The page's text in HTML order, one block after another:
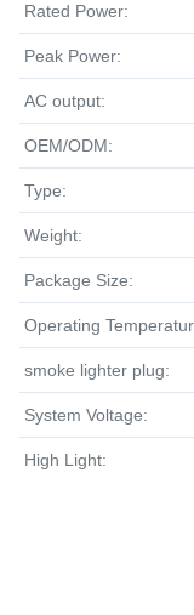
Rated Power:
Peak Power:
AC output:
OEM/ODM:
Type:
Weight:
Package Size:
Operating
smoke lighter plug:
System Voltage:
High Light: